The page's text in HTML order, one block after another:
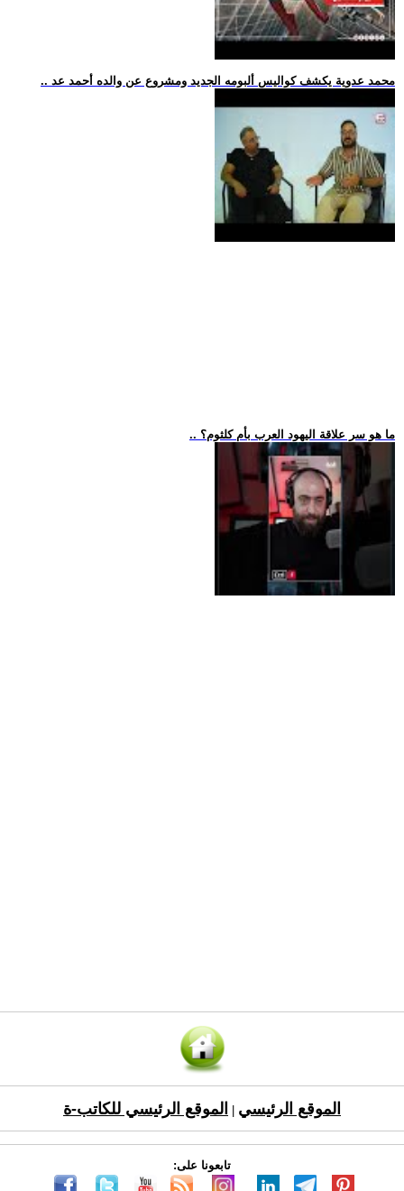
.. محمد عدوية يكشف كواليس ألبومه الجديد ومشروع عن والده أحمد عد
.. ما هو سر علاقة اليهود العرب بأم كلثوم؟
الموقع الرئيسي الموقع الرئيسي للكاتب-ة
تابعونا على: